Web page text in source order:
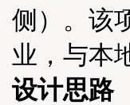
侧）。该
业，与本
设计思路